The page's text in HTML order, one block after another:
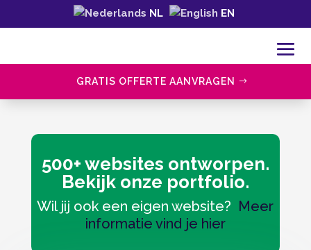
NL EN
GRATIS OFFERTE AANVRAGEN
500+ websites ontworpen.
Bekijk onze portfolio.
Wil jij ook een eigen website? Meer
informatie vind je hier